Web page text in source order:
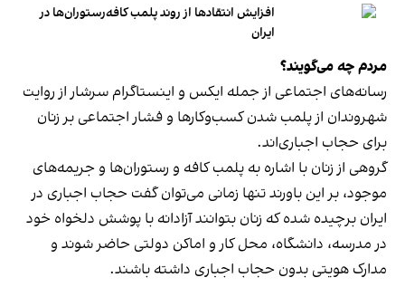
افزایش انتقادها از روند پلمب کافه‌رستوران‌ها در
ایران
مردم چه می‌گویند؟
رسانه‎‌های اجتماعی از جمله ایکس و اینستاگرام سرشار از روایت
شهروندان از پلمب شدن کسب‌وکارها و فشار اجتماعی بر زنان
برای حجاب اجباری‌اند.
گروهی از زنان با اشاره به پلمب کافه و رستوران‌ها و جریمه‌های
موجود، بر این باورند تنها زمانی می‌توان گفت حجاب اجباری در
ایران برچیده شده که زنان بتوانند آزادانه با پوشش دلخواه خود
در مدرسه، دانشگاه، محل کار و اماکن دولتی حاضر شوند و
مدارک هویتی بدون حجاب اجباری داشته باشند.